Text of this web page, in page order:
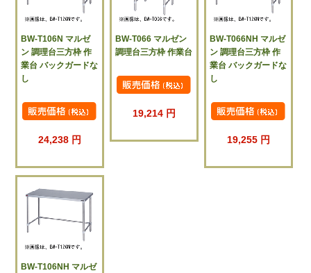
BW-T106N マルゼ
ン 調理台三方枠 作
業台 バックガードな
し
24,238 円
BW-T066 マルゼン
調理台三方枠 作業台
19,214 円
BW-T066NH マルゼ
ン 調理台三方枠 作
業台 バックガードな
し
19,255 円
BW-T106NH マルゼ